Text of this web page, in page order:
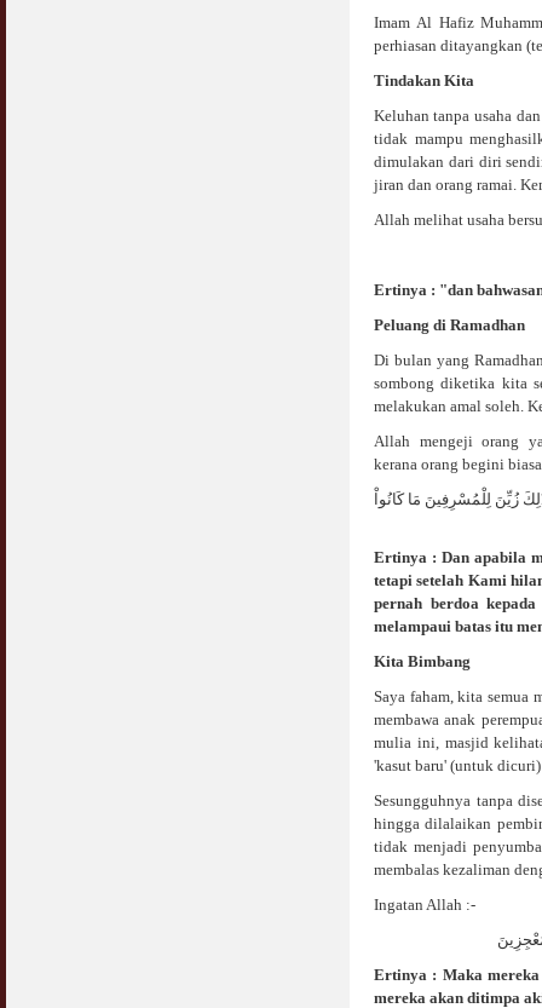
Imam Al Hafiz
perhiasan ditayangkan
Tindakan Kita
Keluhan tanpa usaha
tidak mampu
dimulakan dari diri
jiran dan orang ramai.
Allah melihat usaha
Ertinya : "dan
Peluang di Ramadhan
Di bulan yang
sombong diketika kita
melakukan amal soleh.
Allah mengeji orang
kerana orang begini
زُيِّنَ لِلْمُسْرِفِينَ مَا كَانُواْ
Ertinya : Dan apabila
tetapi setelah Kami
pernah berdoa
melampaui batas itu
Kita Bimbang
Saya faham, kita semua
membawa anak
mulia ini, masjid
'kasut baru' (untuk dicuri)
Sesungguhnya tanpa
hingga dilalaikan
tidak menjadi
membalas kezaliman
Ingatan Allah :-
Ertinya : Maka
mereka akan ditimpa